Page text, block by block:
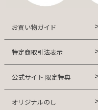
お買い物ガイド
特定商取引法表示
公式サイト 限定特典
オリジナルのし